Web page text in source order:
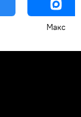
Макс